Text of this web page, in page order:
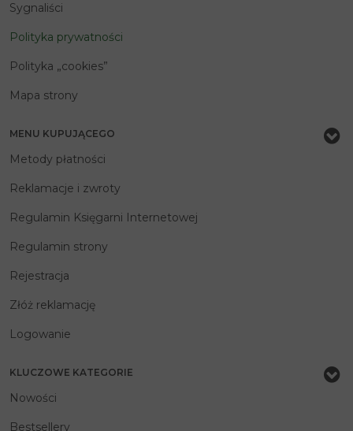
Sygnaliści
Polityka prywatności
Polityka „cookies”
Mapa strony
MENU KUPUJĄCEGO
Metody płatności
Reklamacje i zwroty
Regulamin Księgarni Internetowej
Regulamin strony
Rejestracja
Złóż reklamację
Logowanie
KLUCZOWE KATEGORIE
Nowości
Bestsellery